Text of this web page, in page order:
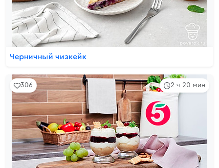
Черничный чизкейк
2 ч 20 мин
306